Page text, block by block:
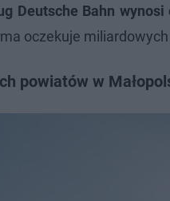
Deutsche Bahn
oczekuje miliardowych
powiatów w